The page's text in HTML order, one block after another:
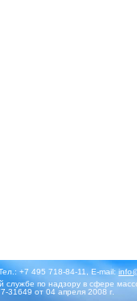
+7 495 718-84-11, E-mail:
по надзору в сфере
31649 от 04 апреля 2008 г.